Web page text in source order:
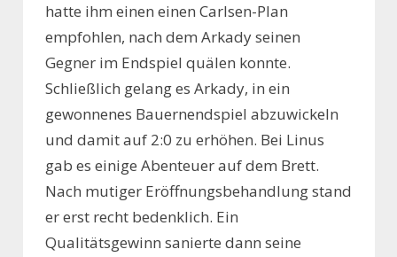
hatte ihm einen einen Carlsen-Plan
empfohlen, nach dem Arkady seinen
Gegner im Endspiel quälen konnte.
Schließlich gelang es Arkady, in ein
gewonnenes Bauernendspiel abzuwickeln
und damit auf 2:0 zu erhöhen. Bei Linus
gab es einige Abenteuer auf dem Brett.
Nach mutiger Eröffnungsbehandlung stand
er erst recht bedenklich. Ein
Qualitätsgewinn sanierte dann seine